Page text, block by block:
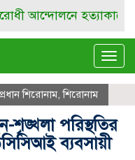
হত্যাকাণ্ডের বিচার
শিরোনাম,শিরোনাম
শৃঙ্খলা পরিস্থতির
ব্যবসায়ী